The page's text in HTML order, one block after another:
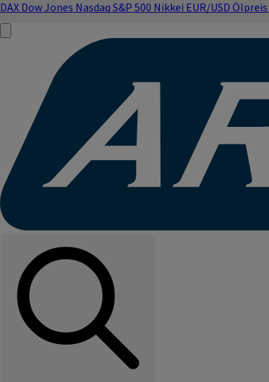
DAX Dow Jones Nasdaq S&P 500 Nikkei EUR/USD Ölpreis